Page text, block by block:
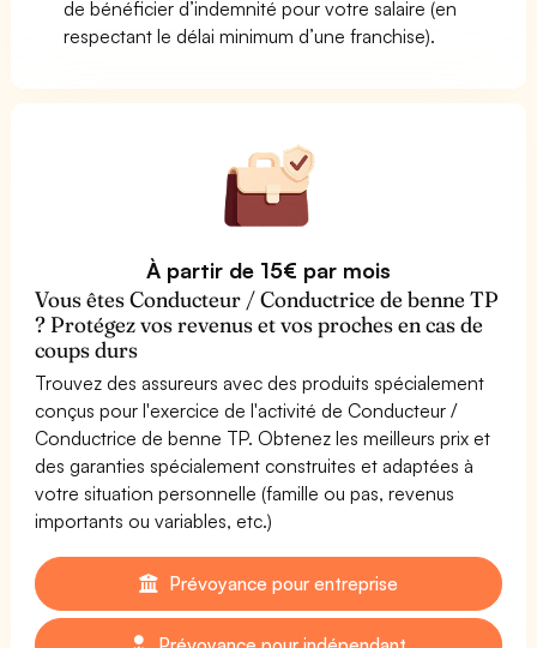
de bénéficier d’indemnité pour votre salaire (en
respectant le délai minimum d’une franchise).
À partir de 15€ par mois
Vous êtes Conducteur / Conductrice de benne TP
? Protégez vos revenus et vos proches en cas de
coups durs
Trouvez des assureurs avec des produits spécialement
conçus pour l'exercice de l'activité de Conducteur /
Conductrice de benne TP. Obtenez les meilleurs prix et
des garanties spécialement construites et adaptées à
votre situation personnelle (famille ou pas, revenus
importants ou variables, etc.)
Prévoyance pour entreprise